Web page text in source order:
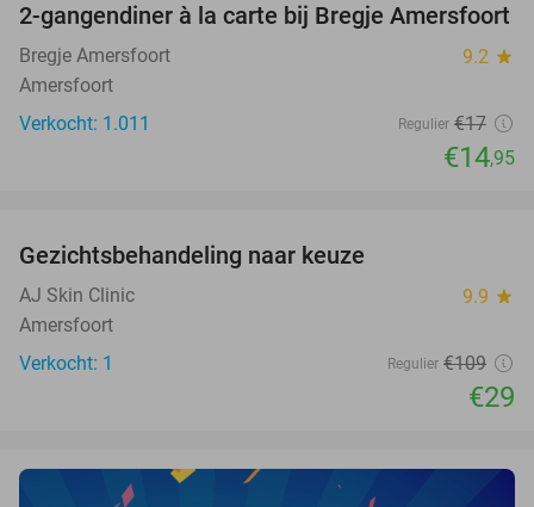
12%
2-gangendiner à la carte bij Bregje Amersfoort
Bregje Amersfoort 9.2 star
Amersfoort
Verkocht: 1.011
Regulier €17
€14,95
TODAY
Gezichtsbehandeling naar keuze
AJ Skin Clinic 9.9 star
Amersfoort
Verkocht: 1
Regulier €109
€29